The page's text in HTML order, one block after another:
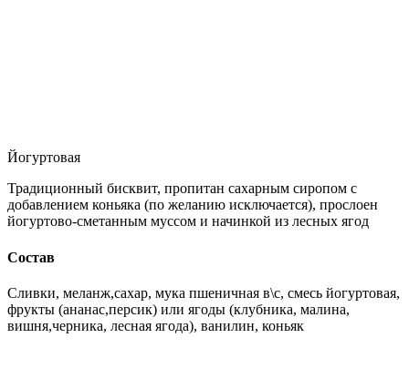
Йогуртовая
Традиционный бисквит, пропитан сахарным сиропом с
добавлением коньяка (по желанию исключается), прослоен
йогуртово-сметанным муссом и начинкой из лесных ягод
Состав
Сливки, меланж,сахар, мука пшеничная в\с, смесь йогуртовая,
фрукты (ананас,персик) или ягоды (клубника, малина,
вишня,черника, лесная ягода), ванилин, коньяк